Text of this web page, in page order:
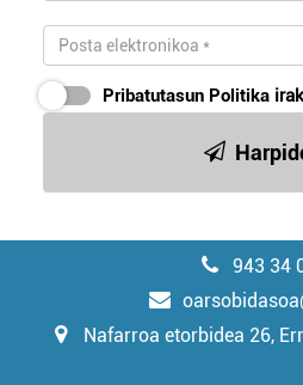
Pribatutasun Politika
943 34
Nafarroa etorbidea 26,